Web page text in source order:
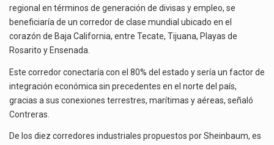
regional en términos de generación de divisas y empleo, se
beneficiaría de un corredor de clase mundial ubicado en el
corazón de Baja California, entre Tecate, Tijuana, Playas de
Rosarito y Ensenada.
Este corredor conectaría con el 80% del estado y sería un factor de
integración económica sin precedentes en el norte del país,
gracias a sus conexiones terrestres, marítimas y aéreas, señaló
Contreras.
De los diez corredores industriales propuestos por Sheinbaum, es